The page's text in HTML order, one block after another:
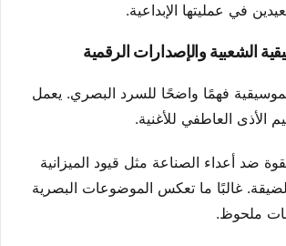
في عمليتها الإبداعية.
الشعبية والإصدارات الرقمية
فهمًا واضحًا للسرد البصري. يعمل
العاطفي للأغنية.
ضد أعداء الصناعة مثل قيود الميزانية
الضيقة. غالبًا ما تعكس الموضوعات البصرية
ملحوظ.